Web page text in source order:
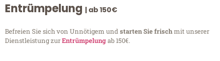
Entrümpelung | ab 150€
Befreien Sie sich von Unnötigem undstarten Sie frischmit unserer
Dienstleistung zurEntrümpelungab 150€.